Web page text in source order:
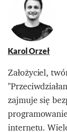
Karol Orzeł
Założyciel,
zajmuje się
internetu.